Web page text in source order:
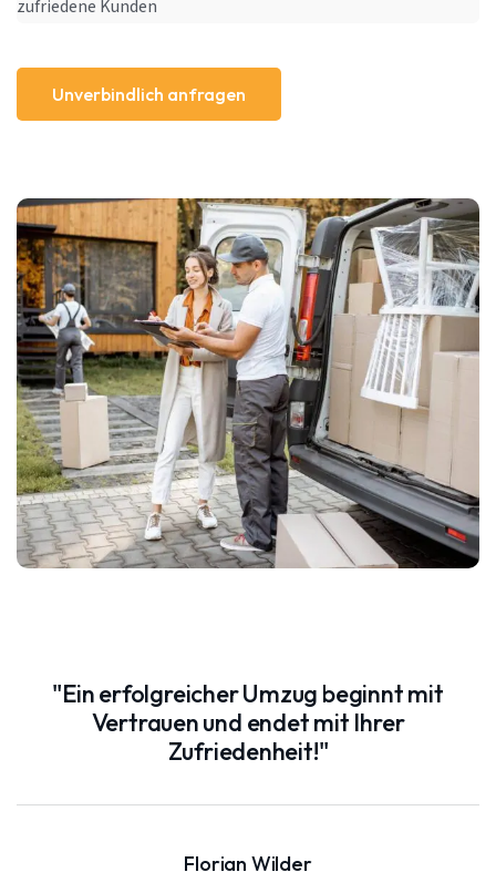
"Ein erfolgreicher Umzug beginnt mit
Vertrauen und endet mit Ihrer
Zufriedenheit!"
Florian Wilder
zufriedene Kunden
Unverbindlich anfragen